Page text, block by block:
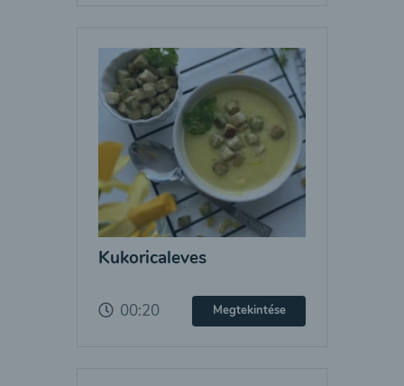
Kukoricaleves
00:20 Megtekintése